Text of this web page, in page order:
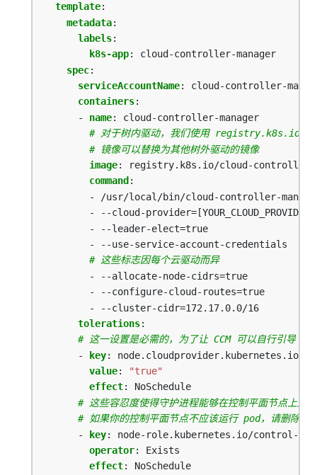
template:
metadata:
labels:
k8s-app:
cloud-controller-manager
spec:
serviceAccountName:
cloud-controller-
containers:
- name:
cloud-controller-manager
# 对于树内驱动，我们使用 registry.k8s.io/
# 镜像可以替换为其他树外驱动的镜像
image:
registry.k8s.io/cloud-controller-
command :
- /usr/local/bin/cloud-controller-
- --cloud-
- --leader-elect=true
- --use-service-account-credentials
# 这些标志因每个云驱动而异
- --allocate-node-cidrs=true
- --configure-cloud-routes=true
- --cluster-cidr=172.17.0.0/16
tolerations:
# 这一设置是必需的，为了让 CCM 可以自行引导
-
key:
node.cloudprovider.kubernetes.io/
value:
"true"
effect:
NoSchedule
# 这些容忍度使得守护进程能够在控制平面节点上运行
# 如果你的控制平面节点不应该运行 pod，请删除它
-
key:
node-role.kubernetes.io/control-
operator:
Exists
effect:
NoSchedule